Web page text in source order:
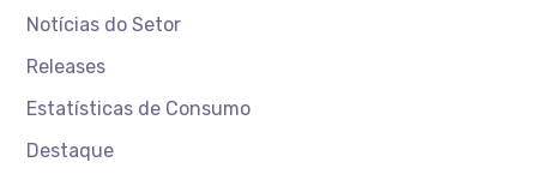
Notícias do Setor
Releases
Estatísticas de Consumo
Destaque